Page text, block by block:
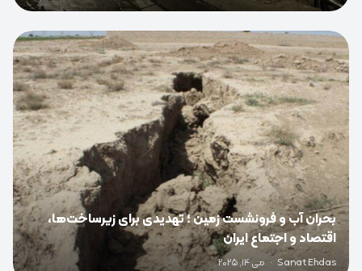
0
بحران آب و فرونشست زمین ؛ تهدیدی برای زیرساخت‌ها،
اقتصاد و اجتماع ایران
Sanat Ehdas
· می 14, 2025